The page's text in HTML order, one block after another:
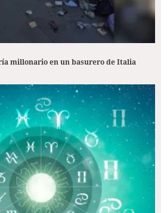
millonario en un basurero de Italia